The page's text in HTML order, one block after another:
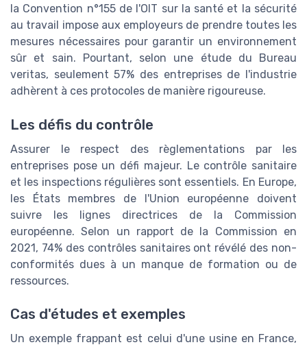
la Convention n°155 de l'OIT sur la santé et la sécurité
au travail impose aux employeurs de prendre toutes les
mesures nécessaires pour garantir un environnement
sûr et sain. Pourtant, selon une étude du Bureau
veritas, seulement 57% des entreprises de l'industrie
adhèrent à ces protocoles de manière rigoureuse.
Les défis du contrôle
Assurer le respect des règlementations par les
entreprises pose un défi majeur. Le contrôle sanitaire
et les inspections régulières sont essentiels. En Europe,
les États membres de l'Union européenne doivent
suivre les lignes directrices de la Commission
européenne. Selon un rapport de la Commission en
2021, 74% des contrôles sanitaires ont révélé des non-
conformités dues à un manque de formation ou de
ressources.
Cas d'études et exemples
Un exemple frappant est celui d'une usine en France,